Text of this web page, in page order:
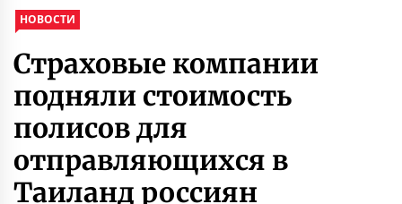
НОВОСТИ
Страховые компании
подняли стоимость
полисов для
отправляющихся в
Таиланд россиян